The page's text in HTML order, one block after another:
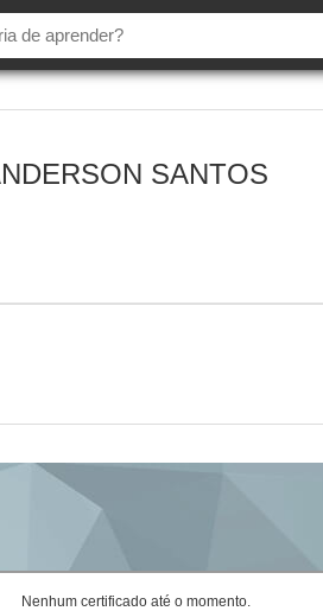
SANTOS
Nenhum certificado até o momento.